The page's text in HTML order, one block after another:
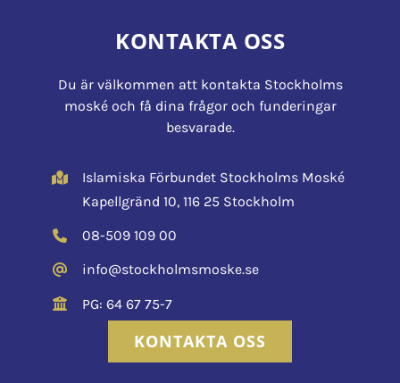
KONTAKTA OSS
Du är välkommen att kontakta Stockholms
moské och få dina frågor och funderingar
besvarade.
Islamiska Förbundet Stockholms Moské
Kapellgränd 10, 116 25 Stockholm
08-509 109 00
info@stockholmsmoske.se
PG: 64 67 75-7
KONTAKTA OSS